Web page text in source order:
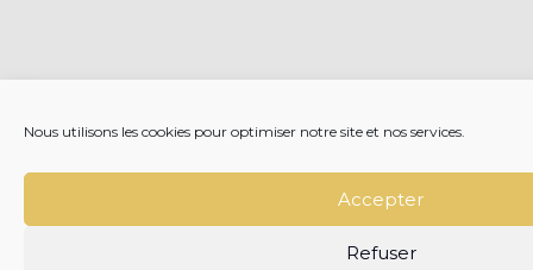
Nous utilisons les cookies pour optimiser notre site et nos services.
Accepter
Refuser